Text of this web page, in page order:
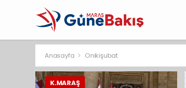
Anasayfa Onikişubat
K.MARAŞ